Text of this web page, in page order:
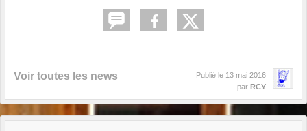
Voir toutes les news Publié le 13 mai 2016
par RCY